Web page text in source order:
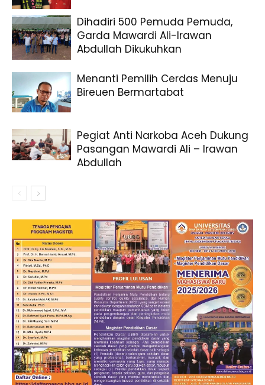
Dihadiri 500 Pemuda Pemuda,
Garda Mawardi Ali-Irawan
Abdullah Dikukuhkan
Menanti Pemilih Cerdas Menuju
Bireuen Bermartabat
Pegiat Anti Narkoba Aceh Dukung
Pasangan Mawardi Ali – Irawan
Abdullah